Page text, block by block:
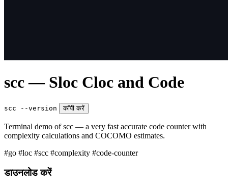
scc — Sloc Cloc and Code
scc --version कॉपी करें
Terminal demo of scc — a very fast accurate code counter with
complexity calculations and COCOMO estimates.
#go #loc #scc #complexity #code-counter
डाउनलोड करें